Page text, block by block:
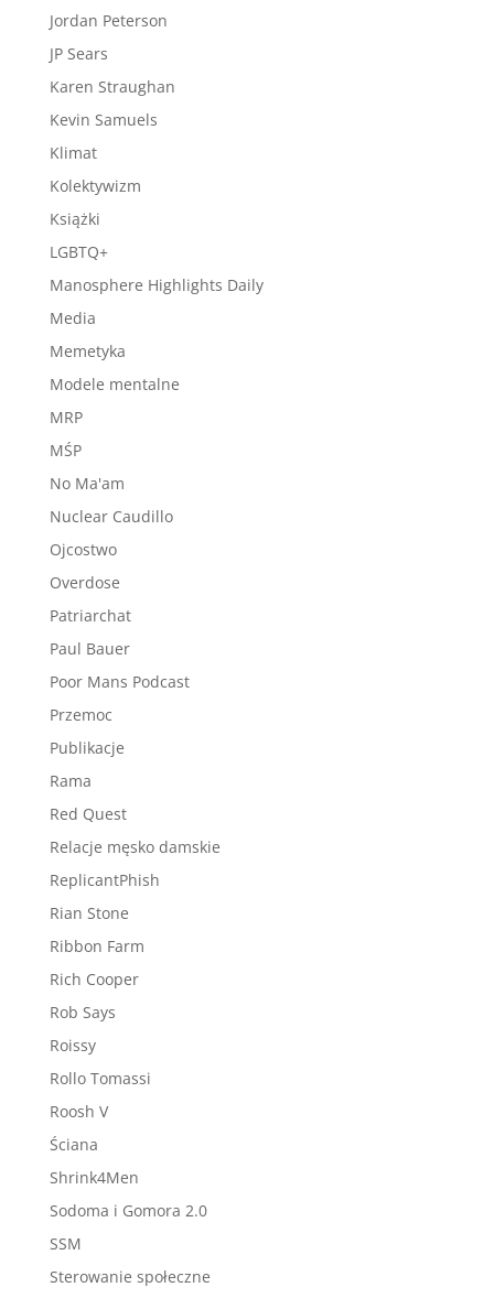
Jordan Peterson
JP Sears
Karen Straughan
Kevin Samuels
Klimat
Kolektywizm
Książki
LGBTQ+
Manosphere Highlights Daily
Media
Memetyka
Modele mentalne
MRP
MŚP
No Ma'am
Nuclear Caudillo
Ojcostwo
Overdose
Patriarchat
Paul Bauer
Poor Mans Podcast
Przemoc
Publikacje
Rama
Red Quest
Relacje męsko damskie
ReplicantPhish
Rian Stone
Ribbon Farm
Rich Cooper
Rob Says
Roissy
Rollo Tomassi
Roosh V
Ściana
Shrink4Men
Sodoma i Gomora 2.0
SSM
Sterowanie społeczne